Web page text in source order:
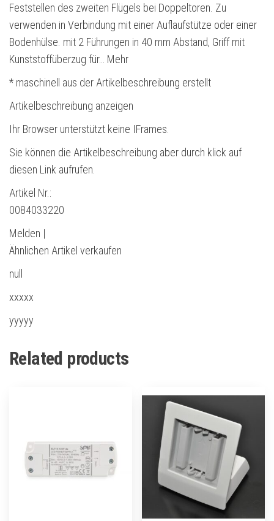
Feststellen des zweiten Flügels bei Doppeltoren. Zu
verwenden in Verbindung mit einer Auflaufstütze oder einer
Bodenhülse. mit 2 Führungen in 40 mm Abstand, Griff mit
Kunststoffüberzug für… Mehr
* maschinell aus der Artikelbeschreibung erstellt
Artikelbeschreibung anzeigen
Ihr Browser unterstützt keine IFrames.
Sie können die Artikelbeschreibung aber durch klick auf
diesen Link aufrufen.
Artikel Nr.:
0084033220
Melden |
Ähnlichen Artikel verkaufen
null
xxxxx
yyyyy
Related products